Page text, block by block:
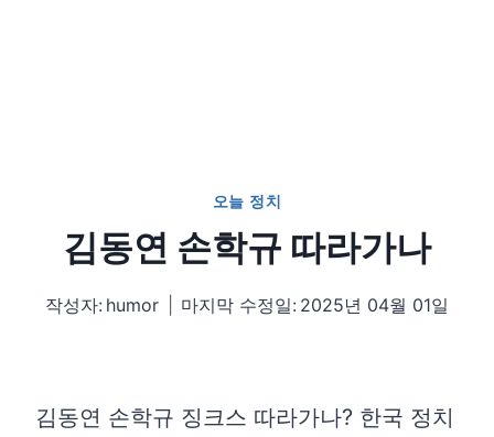
오늘 정치
김동연 손학규 따라가나
작성자: humor 마지막 수정일: 2025년 04월 01일
김동연 손학규 징크스 따라가나? 한국 정치